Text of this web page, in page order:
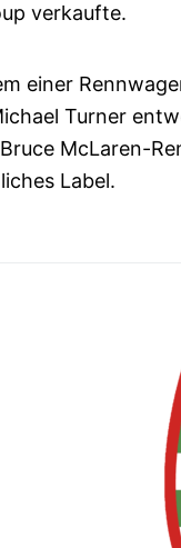
verkaufte.
einer
Turner
McLaren-
Label.